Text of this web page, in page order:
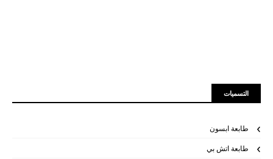
التسميات
طابعة ابسون
طابعة اتش بي